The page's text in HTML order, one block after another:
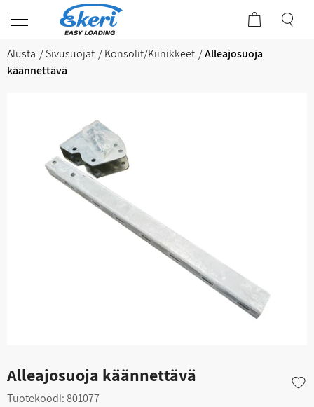
Alusta Sivusuojat Konsolit/Kiinikkeet
Alleajosuoja
käännettävä
Alleajosuoja käännettävä
Tuotekoodi:801077